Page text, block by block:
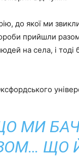
до якої ми
прийшли
на села, і
МИ
ЩО